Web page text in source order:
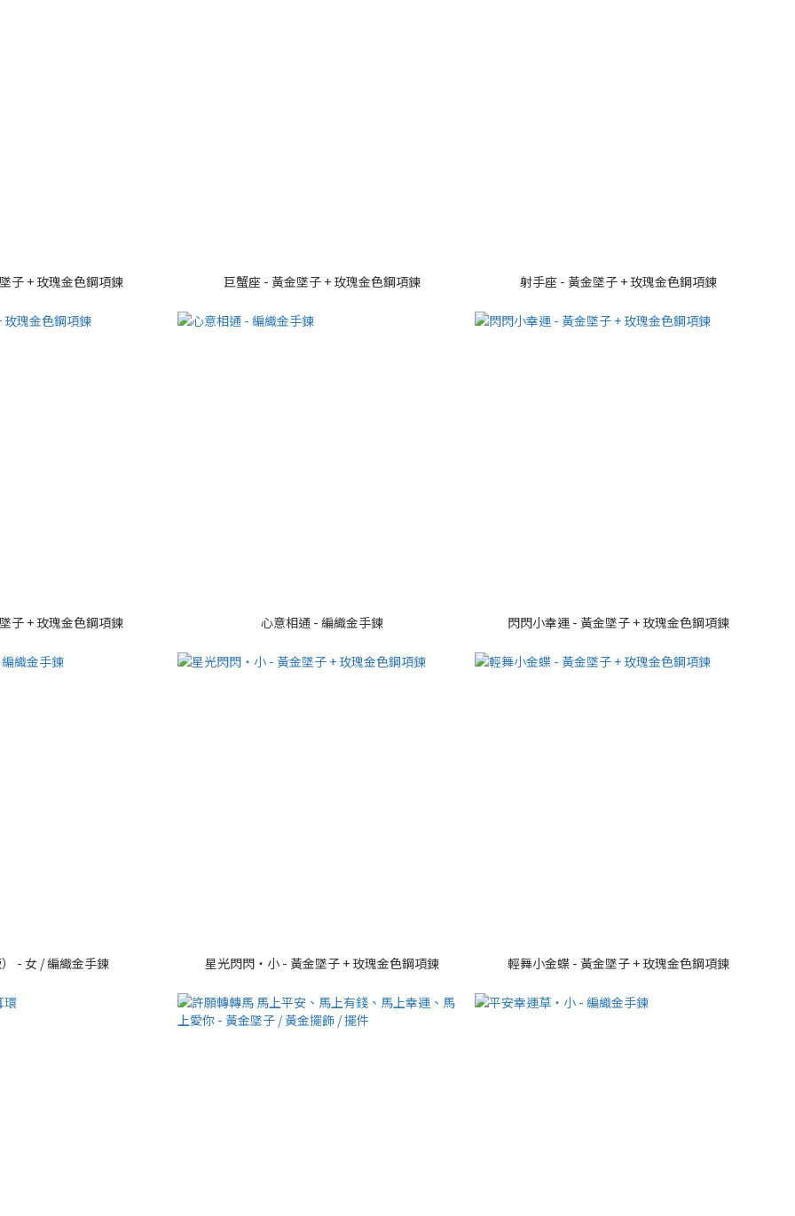
子 + 玫瑰金色鋼項鍊 巨蟹座 - 黃金墜子 + 玫瑰金色鋼項鍊 射手座 - 黃金墜子 + 玫瑰金色鋼項鍊
子 + 玫瑰金色鋼項鍊 心意相通 - 編織金手鍊 閃閃小幸運 - 黃金墜子 + 玫瑰金色鋼項鍊
- 女 / 編織金手鍊 星光閃閃・小 - 黃金墜子 + 玫瑰金色鋼項鍊 輕舞小金蝶 - 黃金墜子 + 玫瑰金色鋼項鍊